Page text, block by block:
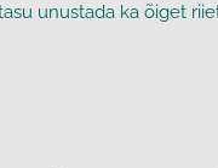
unustada ka õiget